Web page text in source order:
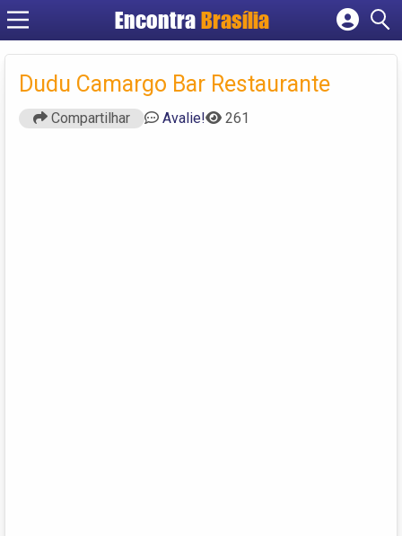
EncontraBrasília
Cadastrar empresa
Criar conta
Dudu Camargo Bar Restaurante
Compartilhar Avalie! 261